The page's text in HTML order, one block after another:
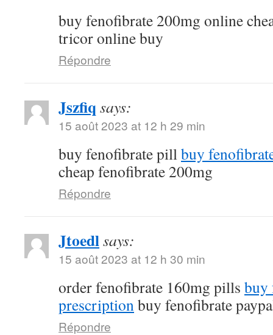
buy fenofibrate 200mg online
tricor online buy
Répondre
Jszfiq says:
15 août 2023 at 12 h 29 min
buy fenofibrate pillbuy
cheap fenofibrate 200mg
Répondre
Jtoedlsays:
15 août 2023 at 12 h 30 min
order fenofibrate 160mg pills buy
prescriptionbuy fenofibrate
Répondre